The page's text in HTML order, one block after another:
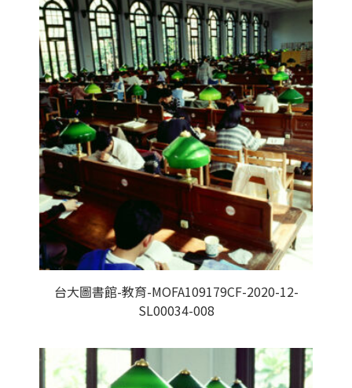
台大圖書館-教育-MOFA109179CF-2020-12-
SL00034-008